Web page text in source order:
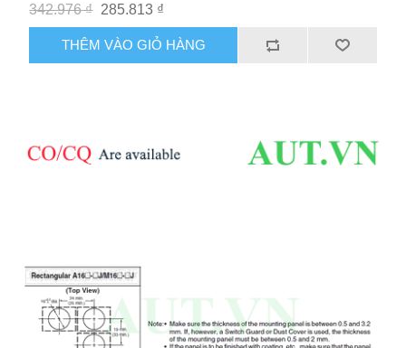
342.976 ₫ 285.813 ₫
THÊM VÀO GIỎ HÀNG